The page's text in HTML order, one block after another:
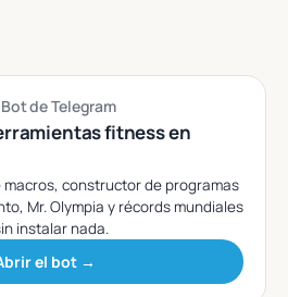
Bot de Telegram
fitness en
constructor de programas
Mr. Olympia y récords mundiales
instalar nada.
el bot →